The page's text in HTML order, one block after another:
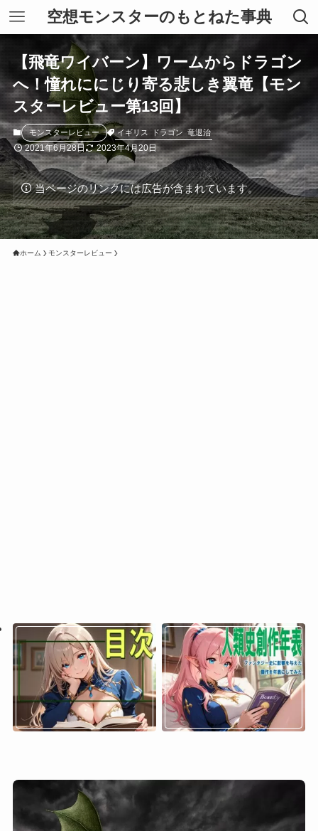
空想モンスターのもとねた事典
【飛竜ワイバーン】ワームからドラゴン
へ！憧れににじり寄る悲しき翼竜【モン
スターレビュー第13回】
モンスターレビュー イギリス ドラゴン 竜退治
2021年6月28日 2023年4月20日
当ページのリンクには広告が含まれています。
ホーム モンスターレビュー